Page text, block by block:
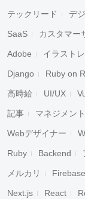
テックリード デ
SaaS カスタマー
Adobe イラスト
Django Ruby on
高時給 UI/UX
記事 マネジメント
Webデザイナー
Ruby Backend
メルカリ Firebase
Next.js React